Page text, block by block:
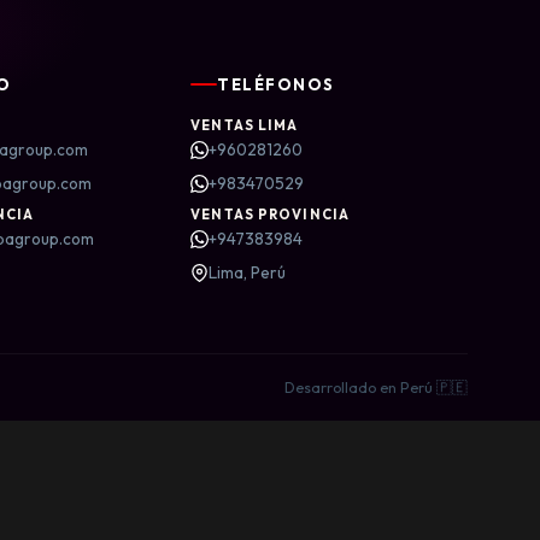
TELÉFONOS
VENTAS LIMA
+960281260
+983470529
VENTAS PROVINCIA
+947383984
Lima, Perú
Desarrollado en Perú 🇵🇪